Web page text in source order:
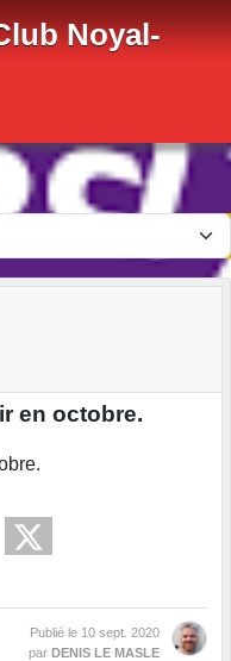
Noyal-
en octobre.
Publié le 10 sept. 2020
par DENIS LE MASLE